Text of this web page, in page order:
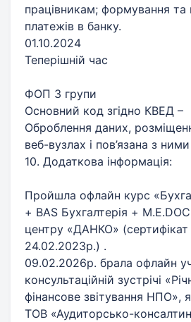
працівникам; формування та
платежів в банку.
01.10.2024
Теперішній час
ФОП 3 групи
Основний код згідно КВЕД –
Оброблення даних,
веб-вузлах і пов’язана з ними
10. Додаткова інформація:
Пройшла офлайн курс
+ BAS Бухгалтерія +
центру «ДАНКО»
24.02.2023р.) .
09.02.2026р. брала офлайн
консультаційній зустрічі
фінансове звітування НПО»,
ТОВ «Аудиторсько-